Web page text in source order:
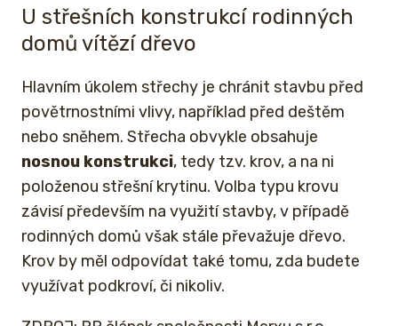
U střešních konstrukcí rodinných
domů vítězí dřevo
Hlavním úkolem střechy je chránit stavbu před
povětrnostními vlivy, například před deštěm
nebo sněhem. Střecha obvykle obsahuje
nosnou konstrukci, tedy tzv. krov, a na ni
položenou střešní krytinu. Volba typu krovu
závisí především na využití stavby, v případě
rodinných domů však stále převažuje dřevo.
Krov by měl odpovídat také tomu, zda budete
využívat podkroví, či nikoliv.